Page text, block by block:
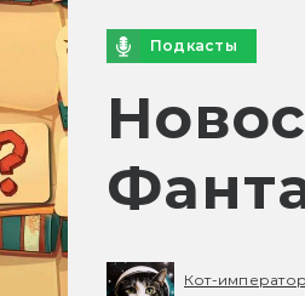
Подкасты
Кот-император